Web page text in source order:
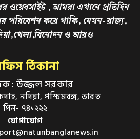
ওয়েবসাইট , আমরা এখানে প্রতিদিন
পরিবেশন করে থাকি, যেমন- রাজ্য,
ও আরও
ঠিকানা
: উজ্জল সরকার
নদিয়া, পশ্চিমবঙ্গ, ভারত
পিন- ৭৪১২২২
যোগাযোগ